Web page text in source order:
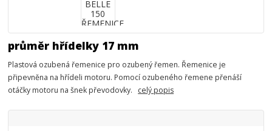
průměr hřídelky 17 mm
Plastová ozubená řemenice pro ozubený řemen. Řemenice je
připevněna na hřídeli motoru. Pomocí ozubeného řemene přenáší
otáčky motoru na šnek převodovky. celý popis